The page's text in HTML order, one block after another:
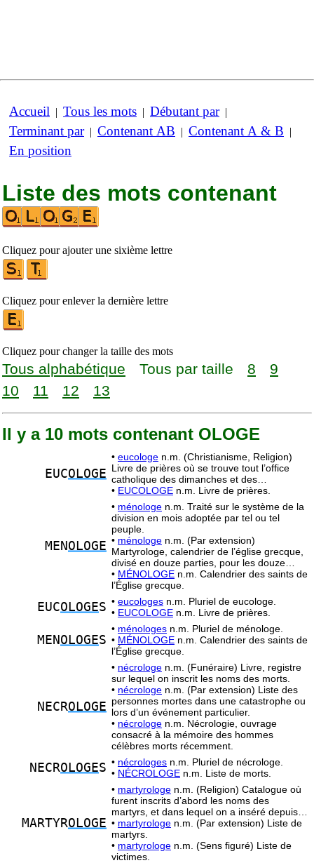
Accueil | Tous les mots | Débutant par|
Terminant par| Contenant AB | Contenant A & B |
En position
Liste des mots contenant
Cliquez pour ajouter une sixième lettre
Cliquez pour enlever la dernière lettre
Cliquez pour changer la taille des mots
Tous alphabétique Tous par taille 8
9
10
11 12 13
Il y a 10 mots contenant OLOGE
EUCOLOGE
• eucologe n.m. (Christianisme, Religion)
Livre de prières où se trouve tout l’office
catholique des dimanches et des…
• EUCOLOGE n.m. Livre de prières.
MEN OLOGE
• ménologe n.m. Traité sur le système de la
division en mois adoptée par tel ou tel
peuple.
• ménologe n.m. (Par extension)
Martyrologe, calendrier de l’église grecque,
divisé en douze parties, pour les douze…
• MÉNOLOGE n.m. Calendrier des saints de
l’Église grecque.
EUCOLOGES • eucologes n.m. Pluriel de eucologe.
• EUCOLOGE n.m. Livre de prières.
MEN OLOGES
• ménologes n.m. Pluriel de ménologe.
• MÉNOLOGE n.m. Calendrier des saints de
l’Église grecque.
NECROLOGE
• nécrologe n.m. (Funéraire) Livre, registre
sur lequel on inscrit les noms des morts.
• nécrologe n.m. (Par extension) Liste des
personnes mortes dans une catastrophe ou
lors d’un événement particulier.
• nécrologe n.m. Nécrologie, ouvrage
consacré à la mémoire des hommes
célèbres morts récemment.
NECROLOGES • nécrologes n.m. Pluriel de nécrologe.
• NÉCROLOGE n.m. Liste de morts.
MARTYROLOGE
• martyrologe n.m. (Religion) Catalogue où
furent inscrits d’abord les noms des
martyrs, et dans lequel on a inséré depuis…
• martyrologe n.m. (Par extension) Liste de
martyrs.
• martyrologe n.m. (Sens figuré) Liste de
victimes.